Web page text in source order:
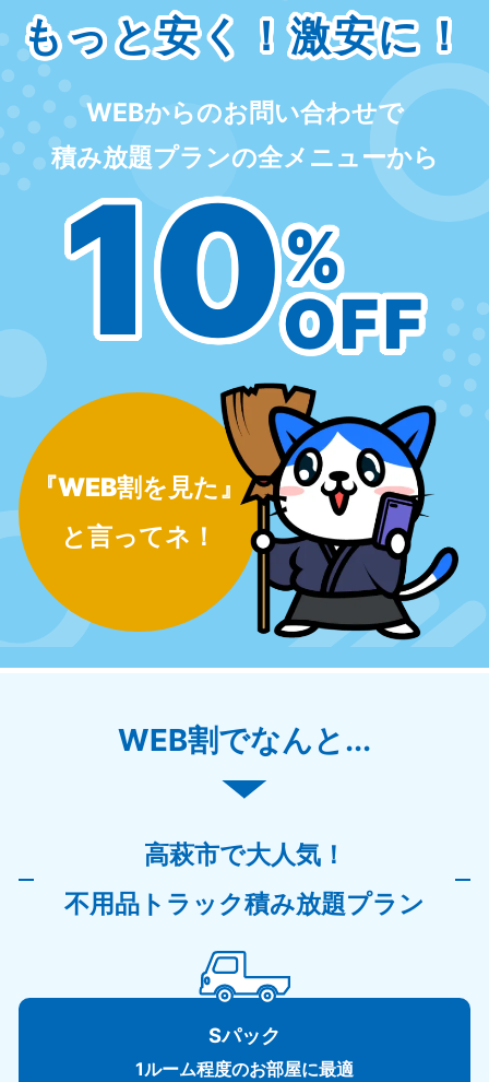
もっと安く！激安に！
WEBからのお問い合わせで
積み放題プランの全メニューから
10%
OFF
『WEB割を見た』
と言ってネ！
WEB割でなんと...
高萩市で大人気！
不用品トラック積み放題プラン
Sパック
1ルーム程度のお部屋に最適